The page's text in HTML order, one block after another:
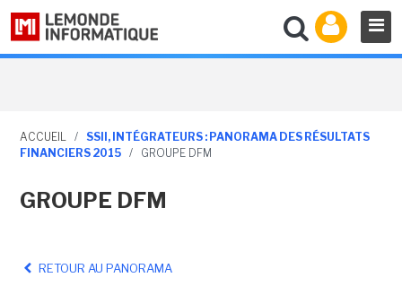
ACCUEIL /
SSII, INTÉGRATEURS : PANORAMA DES RÉSULTATS
FINANCIERS 2015
/ GROUPE DFM
GROUPE DFM
RETOUR AU PANORAMA